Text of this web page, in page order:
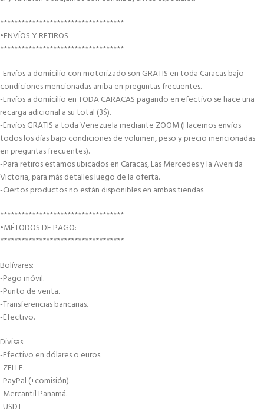
***********************************
•ENVÍOS Y RETIROS
***********************************
-Envíos a domicilio con motorizado son GRATIS en toda Caracas bajo
condiciones mencionadas arriba en preguntas frecuentes.
-Envíos a domicilio en TODA CARACAS pagando en efectivo se hace una
recarga adicional a su total (3$).
-Envíos GRATIS a toda Venezuela mediante ZOOM (Hacemos envíos
todos los días bajo condiciones de volumen, peso y precio mencionadas
en preguntas frecuentes).
-Para retiros estamos ubicados en Caracas, Las Mercedes y la Avenida
Victoria, para más detalles luego de la oferta.
-Ciertos productos no están disponibles en ambas tiendas.
***********************************
•MÉTODOS DE PAGO:
***********************************
Bolívares:
-Pago móvil.
-Punto de venta.
-Transferencias bancarias.
-Efectivo.
Divisas:
-Efectivo en dólares o euros.
-ZELLE.
-PayPal (+comisión).
-Mercantil Panamá.
-USDT